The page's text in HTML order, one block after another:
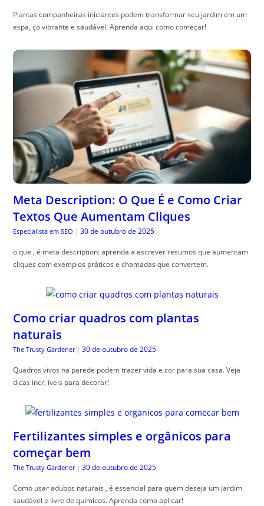
Plantas companheiras iniciantes podem transformar seu jardim em um
espa, ço vibrante e saudável. Aprenda aqui como começar!
Meta Description: O Que É e Como Criar
Textos Que Aumentam Cliques
Especialista em SEO | 30 de outubro de 2025
o que , é meta description: aprenda a escrever resumos que aumentam
cliques com exemplos práticos e chamadas que convertem.
Como criar quadros com plantas
naturais
The Trusty Gardener | 30 de outubro de 2025
Quadros vivos na parede podem trazer vida e cor para sua casa. Veja
dicas incr, íveis para decorar!
Fertilizantes simples e orgânicos para
começar bem
The Trusty Gardener | 30 de outubro de 2025
Como usar adubos naturais , é essencial para quem deseja um jardim
saudável e livre de químicos. Aprenda como aplicar!